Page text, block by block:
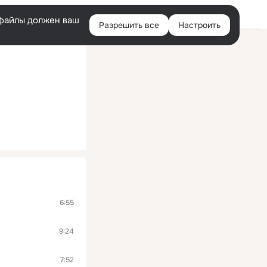
Войти
должен ваш Разрешить все Настроить
6:55
9:24
7:52